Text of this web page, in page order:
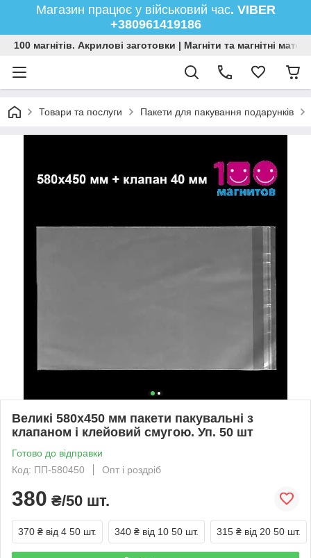
Магазин працює у військовий час. VIBER
+380961419186
100 магнітів. Акрилові заготовки | Магніти та магнітні
Товари та послуги Пакети для пакування подарунків
Великі 580х450 мм пакети пакувальні з
клапаном і клейовий смугою. Уп. 50 шт
Готово до відправки
Код: ПП-580450
Опт і роздріб
380 ₴/50 шт.
370 ₴ від 4 50 шт. 340 ₴ від 10 50 шт. 315 ₴ від 20 50 шт.